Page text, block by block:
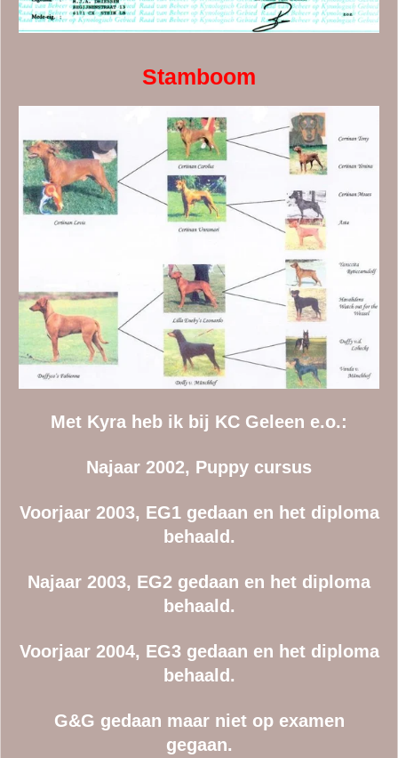
Stamboom
Met Kyra heb ik bij KC Geleen e.o.:
Najaar 2002, Puppy cursus
Voorjaar 2003, EG1 gedaan en het diploma
behaald.
Najaar 2003, EG2 gedaan en het diploma
behaald.
Voorjaar 2004, EG3 gedaan en het diploma
behaald.
G&G gedaan maar niet op examen
gegaan.